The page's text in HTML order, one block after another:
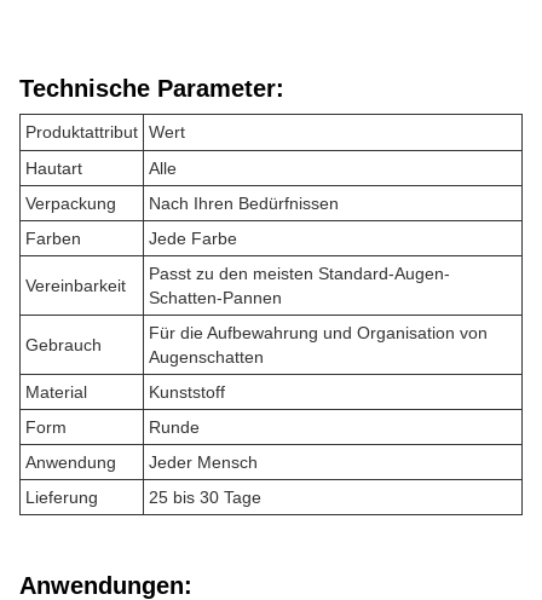
Technische Parameter:
Produktattribut Wert
Hautart
Alle
Verpackung
Nach Ihren Bedürfnissen
Farben
Jede Farbe
Vereinbarkeit
Passt zu den meisten Standard-Augen-
Schatten-Pannen
Gebrauch
Für die Aufbewahrung und Organisation von
Augenschatten
Material
Kunststoff
Form
Runde
Anwendung
Jeder Mensch
Lieferung
25 bis 30 Tage
Anwendungen: